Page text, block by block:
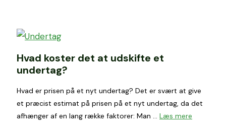
Hvad koster det at udskifte et
undertag?
Hvad er prisen på et nyt undertag? Det er svært at give
et præcist estimat på prisen på et nyt undertag, da det
afhænger af en lang række faktorer: Man … Læs mere